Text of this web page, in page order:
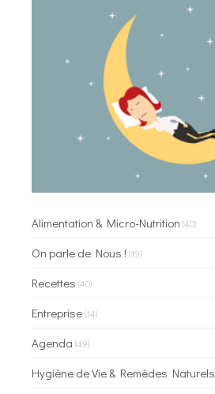
Alimentation & Micro-Nutrition (40)
On parle de Nous ! (19)
Recettes (40)
Entreprise(14)
Agenda (49)
Hygiène de Vie & Remèdes Naturels